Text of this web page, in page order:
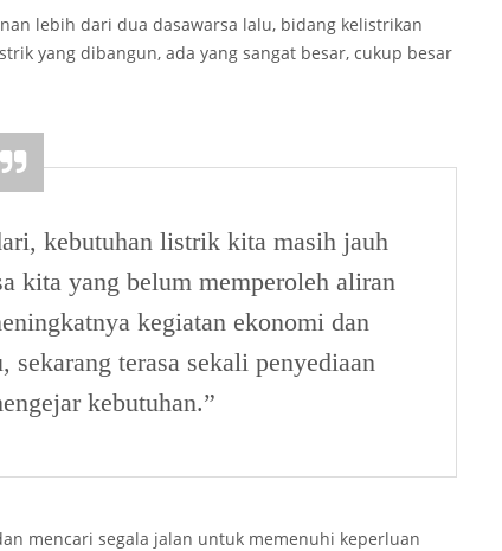
lebih dari dua dasawarsa lalu, bidang kelistrikan
yang dibangun, ada yang sangat besar, cukup besar
kebutuhan listrik kita masih jauh
kita yang belum memperoleh aliran
kegiatan ekonomi dan
terasa sekali penyediaan
kebutuhan.”
mencari segala jalan untuk memenuhi keperluan